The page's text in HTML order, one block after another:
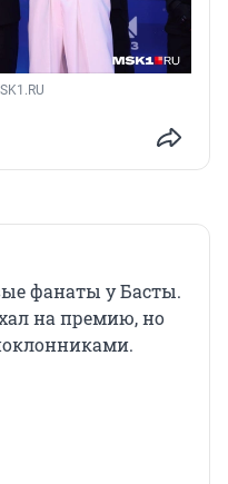
фанаты у Басты.
на премию, но